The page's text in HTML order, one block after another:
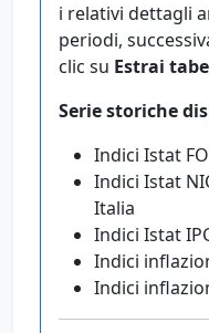
i relativi dettagli
periodi,
clic su Estrai
Serie storiche
Indici Istat
Indici Istat
Italia
Indici Istat
Indici
Indici